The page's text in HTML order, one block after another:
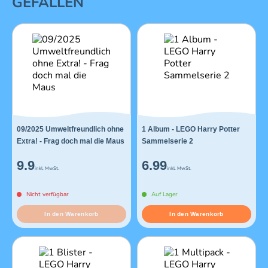
09/2025 Umweltfreundlich ohne
Extra! - Frag doch mal die Maus
9.9inkl. MwSt.
Nicht verfügbar
In den Warenkorb
1 Album - LEGO Harry Potter
Sammelserie 2
6.99inkl. MwSt.
Auf Lager
In den Warenkorb